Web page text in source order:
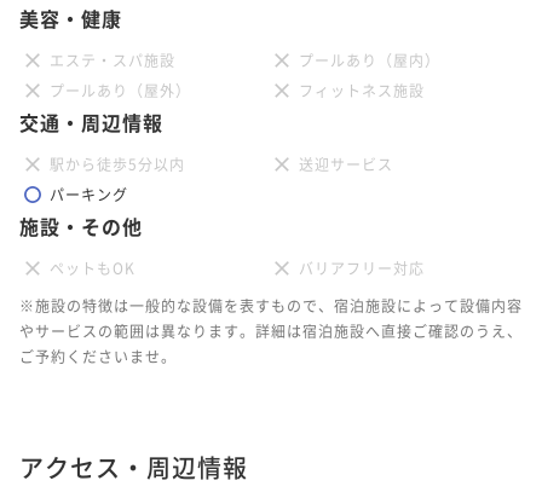
美容・健康
エステ・スパ施設
プールあり（屋内）
プールあり（屋外）
フィットネス施設
交通・周辺情報
駅から徒歩5分以内
送迎サービス
パーキング
施設・その他
ペットもOK
バリアフリー対応
※施設の特徴は一般的な設備を表すもので、宿泊施設によって設備内容
やサービスの範囲は異なります。詳細は宿泊施設へ直接ご確認のうえ、
ご予約くださいませ。
アクセス・周辺情報